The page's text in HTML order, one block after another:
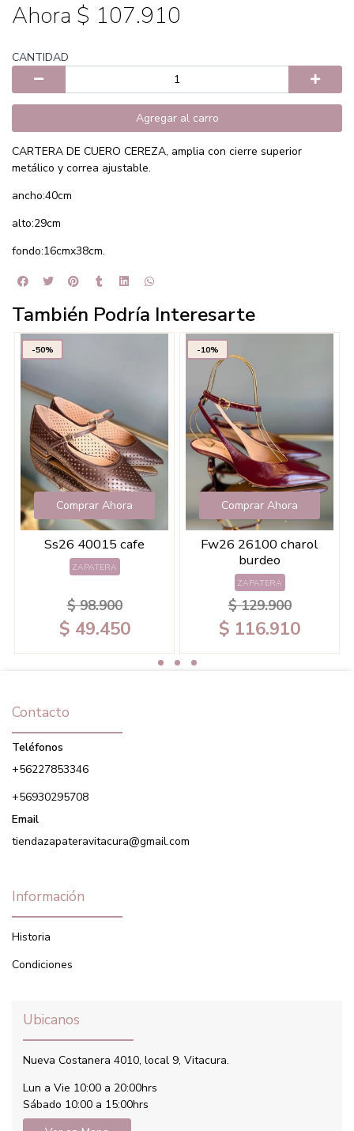
Ahora $ 107.910
CANTIDAD
Agregar al carro
CARTERA DE CUERO CEREZA, amplia con cierre superior
metálico y correa ajustable.
ancho:40cm
alto:29cm
fondo:16cmx38cm.
También Podría Interesarte
-50%
Comprar Ahora
Ss26 40015 cafe
ZAPATERA
$ 98.900
$ 49.450
-10%
Comprar Ahora
Fw26 26100 charol
burdeo
ZAPATERA
$ 129.900
$ 116.910
Contacto
Teléfonos
+56227853346
+56930295708
Email
tiendazapateravitacura@gmail.com
Información
Historia
Condiciones
Ubicanos
Nueva Costanera 4010, local 9, Vitacura.
Lun a Vie 10:00 a 20:00hrs
Sábado 10:00 a 15:00hrs